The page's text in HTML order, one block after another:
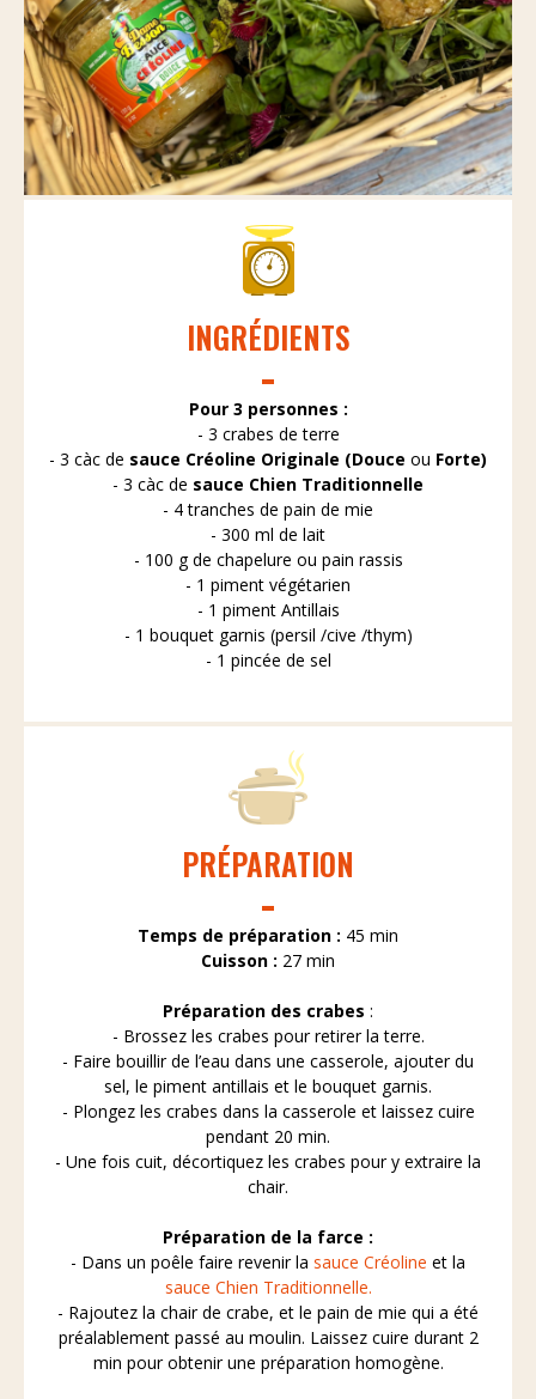
INGRÉDIENTS
Pour 3 personnes :
- 3 crabes de terre
- 3 càc de sauce Créoline Originale (Douce ou Forte)
- 3 càc de sauce Chien Traditionnelle
- 4 tranches de pain de mie
- 300 ml de lait
- 100 g de chapelure ou pain rassis
- 1 piment végétarien
- 1 piment Antillais
- 1 bouquet garnis (persil /cive /thym)
- 1 pincée de sel
PRÉPARATION
Temps de préparation : 45 min
Cuisson : 27 min
Préparation des crabes :
- Brossez les crabes pour retirer la terre.
- Faire bouillir de l’eau dans une casserole, ajouter du
sel, le piment antillais et le bouquet garnis.
- Plongez les crabes dans la casserole et laissez cuire
pendant 20 min.
- Une fois cuit, décortiquez les crabes pour y extraire la
chair.
Préparation de la farce :
- Dans un poêle faire revenir la sauce Créoline et la
sauce Chien Traditionnelle.
- Rajoutez la chair de crabe, et le pain de mie qui a été
préalablement passé au moulin. Laissez cuire durant 2
min pour obtenir une préparation homogène.